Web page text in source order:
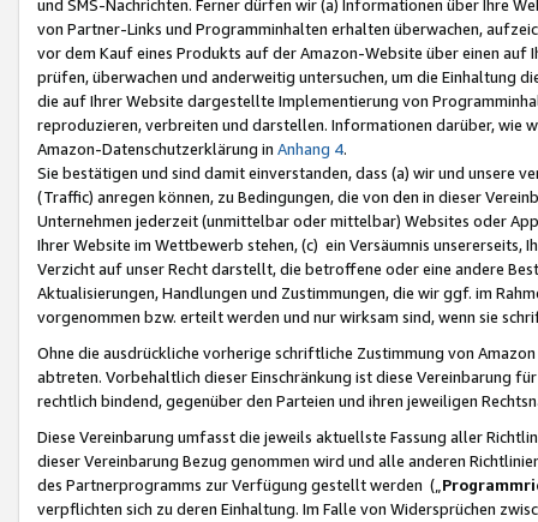
und SMS-Nachrichten. Ferner dürfen wir (a) Informationen über Ihre
von Partner-Links und Programminhalten erhalten überwachen,
vor dem Kauf eines Produkts auf der Amazon-Website über einen
prüfen, überwachen und anderweitig untersuchen, um die Einhaltung
die auf Ihrer Website dargestellte Implementierung von
reproduzieren, verbreiten und darstellen. Informationen darüber, wie
Amazon-Datenschutzerklärung in Anhang 4.
Sie bestätigen und sind damit einverstanden, dass (a) wir und
(Traffic) anregen können, zu Bedingungen, die von den in dieser
Unternehmen jederzeit (unmittelbar oder mittelbar) Websites oder
Ihrer Website im Wettbewerb stehen, (c) ein Versäumnis unsererseits,
Verzicht auf unser Recht darstellt, die betroffene oder eine andere
Aktualisierungen, Handlungen und Zustimmungen, die wir ggf. im
vorgenommen bzw. erteilt werden und nur wirksam sind, wenn sie
Ohne die ausdrückliche vorherige schriftliche Zustimmung von
abtreten. Vorbehaltlich dieser Einschränkung ist diese Vereinbarung
rechtlich bindend, gegenüber den Parteien und ihren jeweiligen
Diese Vereinbarung umfasst die jeweils aktuellste Fassung aller
dieser Vereinbarung Bezug genommen wird und alle anderen
des Partnerprogramms zur Verfügung gestellt werden („
verpflichten sich zu deren Einhaltung. Im Falle von Widersprüchen